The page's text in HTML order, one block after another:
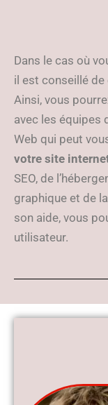
Dans le cas où
il est conseillé de
Ainsi, vous
avec les équipes
Web qui peut
votre site
SEO, de
graphique et de
son aide, vous
utilisateur.